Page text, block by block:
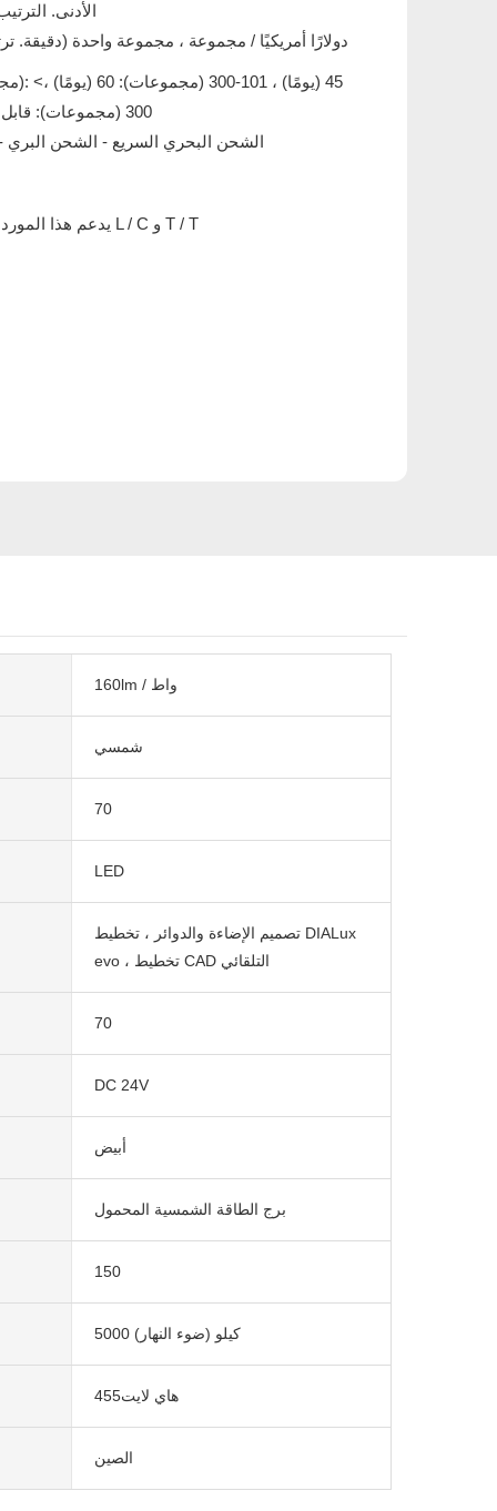
الأدنى. الترتيب: 1
16288.00 دولارًا أمريكيًا / مجموعة ، مجموعة واحدة (دقيقة.
300 (مجموعات): قابل للتفاوض (أيام)
الشحن البحري السريع - الشحن
يدعم هذا المورد أيضًا مدفوعات L / C و T / T
160lm / واط
شمسي
70
LED
تصميم الإضاءة والدوائر ، تخطيط DIALux
evo ، تخطيط CAD التلقائي
70
DC 24V
أبيض
برج الطاقة الشمسية المحمول
150
5000 كيلو (ضوء النهار)
هاي لايت455
الصين